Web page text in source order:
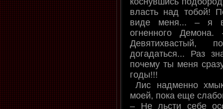
власть над тобой!
виде меня... – я
огненного
Девятихвастый,
догадаться... Раз
почему ты меня
годы!!!
Лис надменно
моей, пока еще
– Не льсти себе